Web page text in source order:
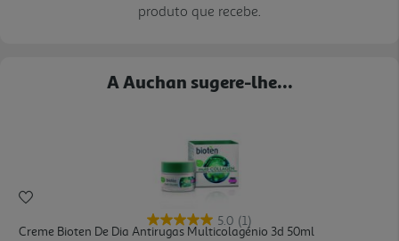
produto que recebe.
A Auchan sugere-lhe...
5.0 (1)
Creme Bioten De Dia Antirugas Multicolagénio 3d 50ml